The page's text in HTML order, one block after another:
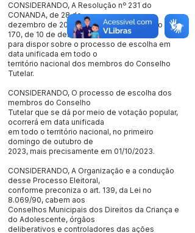
CONSIDERANDO, A Resolução nº 231 do
CONANDA, de 28 de
dezembro de 2022, que altera a Resolução nº
170, de 10 de dezembro de 2014
para dispor sobre o processo de escolha em
data unificada em todo o
território nacional dos membros do Conselho
Tutelar.
CONSIDERANDO, O processo de escolha dos
membros do Conselho
Tutelar que se dá por meio de votação popular,
ocorrerá em data unificada
em todo o território nacional, no primeiro
domingo de outubro de
2023, mais precisamente em 01/10/2023.
CONSIDERANDO, A Organização e a condução
desse Processo Eleitoral,
conforme preconiza o art. 139, da Lei no
8.069/90, cabem aos
Conselhos Municipais dos Direitos da Criança e
do Adolescente, órgãos
deliberativos e controladores das ações